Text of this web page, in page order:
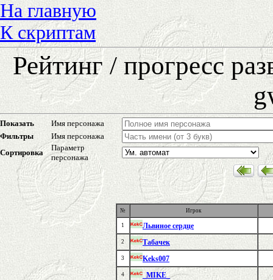
На главную
К скриптам
Рейтинг / прогресс
Показать
Имя персонажа
Фильтры
Имя персонажа
Сортировка
Параметр
персонажа
№ Игрок
1 Львиное сердце
2 Табачек
3 Keks007
4 _MIKE_